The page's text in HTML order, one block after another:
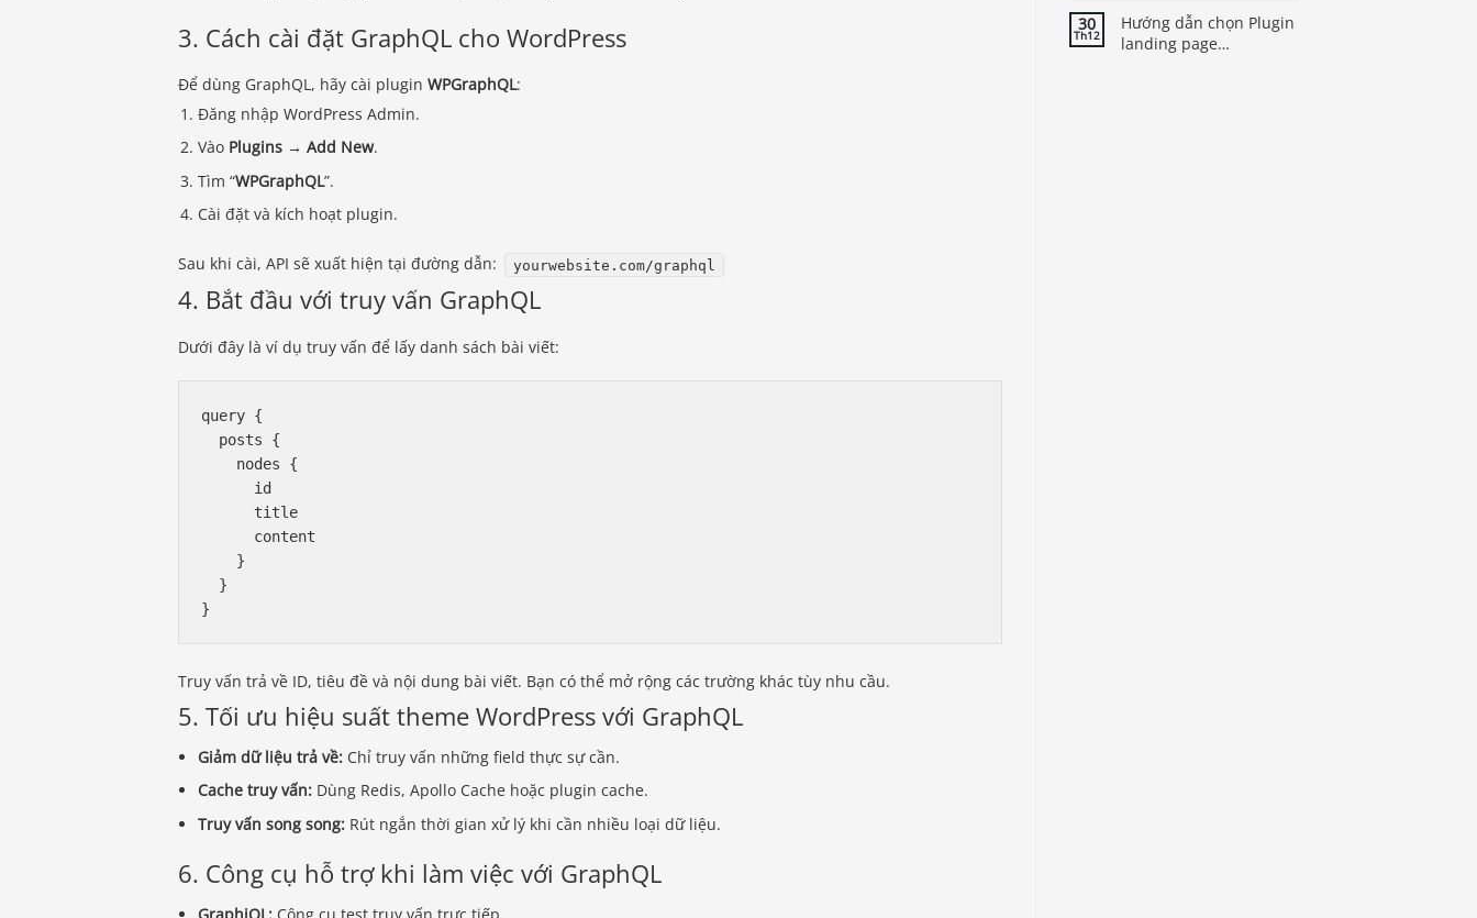
3. Cách cài đặt GraphQL cho WordPress
Để dùng GraphQL, hãy cài plugin WPGraphQL:
Đăng nhập WordPress Admin.
Vào Plugins → Add New.
Tìm “WPGraphQL”.
Cài đặt và kích hoạt plugin.
Sau khi cài, API sẽ xuất hiện tại đường dẫn: yourwebsite.com/graphql
4. Bắt đầu với truy vấn GraphQL
Dưới đây là ví dụ truy vấn để lấy danh sách bài viết:
query {
  posts {
    nodes {
      id
      title
      content
    }
  }
Truy vấn trả về ID, tiêu đề và nội dung bài viết. Bạn có thể mở rộng các trường khác tùy nhu cầu.
5. Tối ưu hiệu suất theme WordPress với GraphQL
Giảm dữ liệu trả về: Chỉ truy vấn những field thực sự cần.
Cache truy vấn: Dùng Redis, Apollo Cache hoặc plugin cache.
Truy vấn song song: Rút ngắn thời gian xử lý khi cần nhiều loại dữ liệu.
6. Công cụ hỗ trợ khi làm việc với GraphQL
trải nghiệm người dùng
30
Th12
Hướng dẫn chọn Plugin
landing page